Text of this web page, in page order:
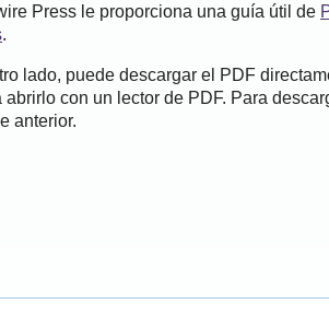
Press le proporciona una guía útil de
.
lado, puede descargar el PDF
abrirlo con un lector de PDF. Para
anterior.